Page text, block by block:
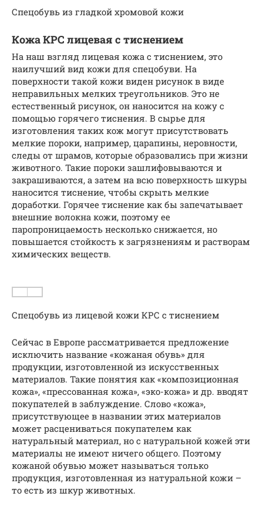
Спецобувь из гладкой хромовой кожи
Кожа КРС лицевая с тиснением
На наш взгляд лицевая кожа с тиснением, это
наилучший вид кожи для спецобуви. На
поверхности такой кожи виден рисунок в виде
неправильных мелких треугольников. Это не
естественный рисунок, он наносится на кожу с
помощью горячего тиснения. В сырье для
изготовления таких кож могут присутствовать
мелкие пороки, например, царапины, неровности,
следы от шрамов, которые образовались при жизни
животного. Такие пороки зашлифовываются и
закрашиваются, а затем на всю поверхность шкуры
наносится тиснение, чтобы скрыть мелкие
доработки. Горячее тиснение как бы запечатывает
внешние волокна кожи, поэтому ее
паропроницаемость несколько снижается, но
повышается стойкость к загрязнениям и растворам
химических веществ.
Спецобувь из лицевой кожи КРС с тиснением
Сейчас в Европе рассматривается предложение
исключить название «кожаная обувь» для
продукции, изготовленной из искусственных
материалов. Такие понятия как «композиционная
кожа», «прессованная кожа», «эко-кожа» и др. вводят
покупателей в заблуждение. Слово «кожа»,
присутствующее в названии этих материалов
может расцениваться покупателем как
натуральный материал, но с натуральной кожей эти
материалы не имеют ничего общего. Поэтому
кожаной обувью может называться только
продукция, изготовленная из натуральной кожи –
то есть из шкур животных.